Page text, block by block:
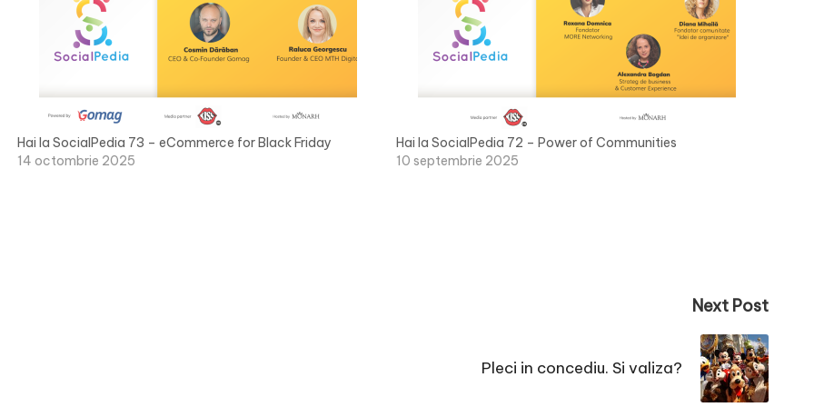
Hai la SocialPedia 73 – eCommerce for Black Friday
14 octombrie 2025
Hai la SocialPedia 72 – Power of Communities
10 septembrie 2025
Next Post
Pleci in concediu. Si valiza?